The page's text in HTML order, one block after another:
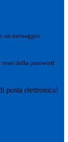
un messaggio
della password
posta elettronica!